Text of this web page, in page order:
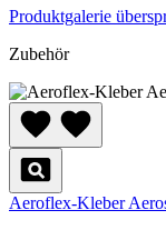
Produktgalerie
Zubehör
Aeroflex-Kleber